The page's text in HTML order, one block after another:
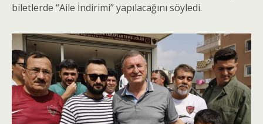
biletlerde “Aile İndirimi” yapılacağını söyledi.